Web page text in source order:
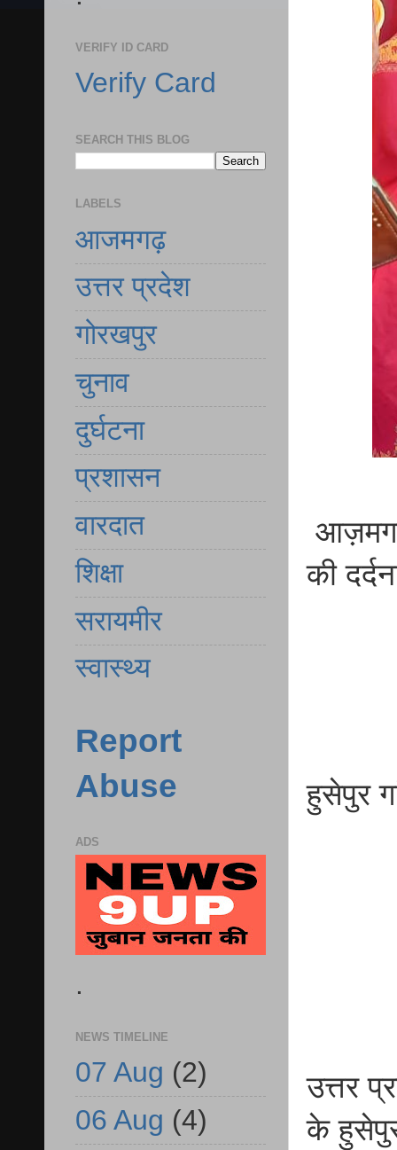
की
हुसेपुर
उत्तर
के
VERIFY ID CARD
Verify Card
SEARCH THIS BLOG
LABELS
आजमगढ़
उत्तर प्रदेश
गोरखपुर
चुनाव
दुर्घटना
प्रशासन
वारदात
शिक्षा
सरायमीर
स्वास्थ्य
Report
Abuse
ADS
.
NEWS TIMELINE
07 Aug (2)
06 Aug (4)